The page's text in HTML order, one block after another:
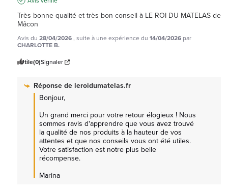
Très bonne qualité et très bon conseil à LE ROI DU MATELAS de
Mâcon
Avis du 28/04/2026, suite à une expérience du 14/04/2026 par
CHARLOTTE B.
Utile(0)Signaler
Réponse deleroidumatelas.fr
Bonjour,
Un grand merci pour votre retour élogieux ! Nous
sommes ravis d'apprendre que vous avez trouvé
la qualité de nos produits à la hauteur de vos
attentes et que nos conseils vous ont été utiles.
Votre satisfaction est notre plus belle
récompense.
Marina